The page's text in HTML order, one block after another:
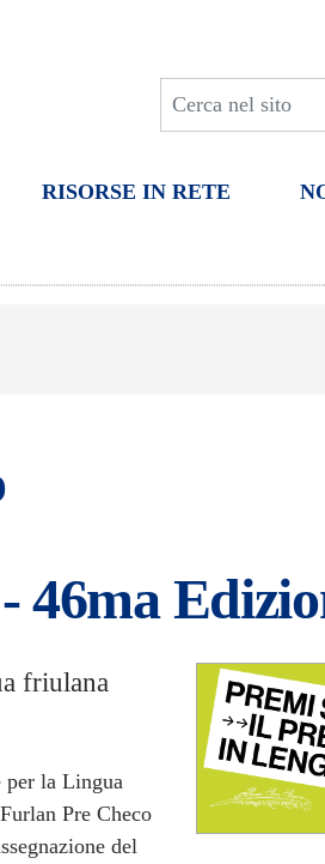
RISORSE IN RETE
46ma
friulana
per la Lingua
Pre Checo
del